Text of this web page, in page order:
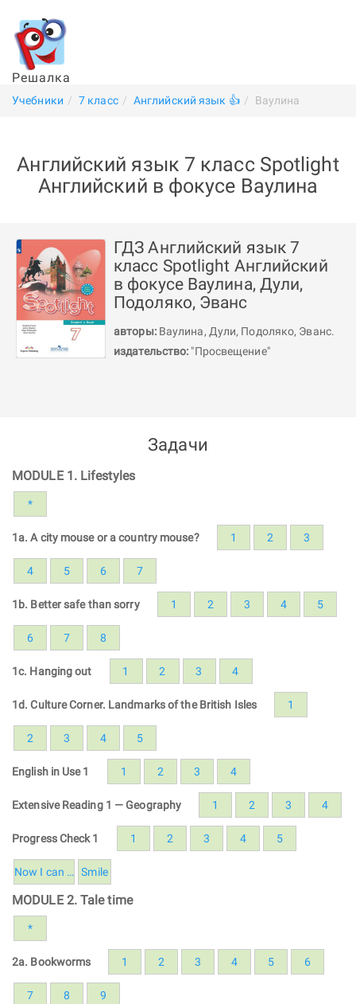
Решалка
Учебники 7 класс Английский язык 👍 Ваулина
Английский язык 7 класс Spotlight
Английский в фокусе Ваулина
ГДЗ Английский язык 7
класс Spotlight Английский
в фокусе Ваулина, Дули,
Подоляко, Эванс
авторы: Ваулина, Дули, Подоляко, Эванс.
издательство: "Просвещение"
Задачи
MODULE 1. Lifestyles
*
1a. A city mouse or a country mouse? 1 2 3
4 5 6 7
1b. Better safe than sorry 1 2 3 4 5
6 7 8
1c. Hanging out 1 2 3 4
1d. Culture Corner. Landmarks of the British Isles 1
2 3 4 5
English in Use 1 1 2 3 4
Extensive Reading 1 — Geography 1 2 3 4
Progress Check 1 1 2 3 4 5
Now I can … Smile
MODULE 2. Tale time
*
2a. Bookworms 1 2 3 4 5 6
7 8 9